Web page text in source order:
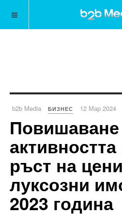
b2b Media БИЗНЕС 12 Мар 2024
ръст на
луксозни
2023 година